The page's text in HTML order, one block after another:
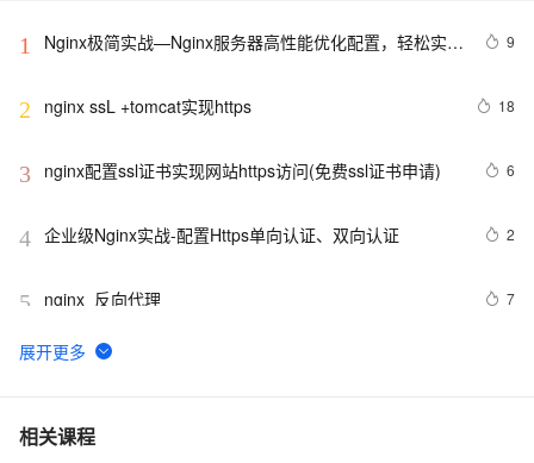
1
Nginx极简实战—Nginx服务器高性能优化配置，轻松实现
9
2 nginx ssL +tomcat实现https 18
3 nginx配置ssl证书实现网站https访问(免费ssl证书申请) 6
4 企业级Nginx实战-配置Https单向认证、双向认证 2
5 nginx  反向代理 7
6 nginx配置ssl证书实现https
7 nginx 另一WAF方式
相关课程